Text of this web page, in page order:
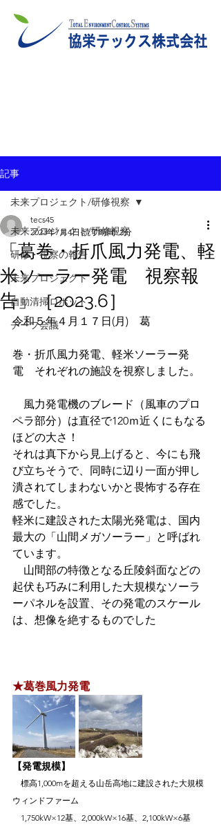
記事
未来プロジェクト/研修視察
研修・視察の報告
未来プロジェクト
自動清掃ロボット
チーフ会議
未来プロジェクト/研修視察
「葛巻・折爪風力発電、軽
米ソーラー発電 視察報
告」［2023.6］
tecs45
2023年7月4日 読了時間: 2分
令和５年４月１７日(月)　葛
巻・折爪風力発電、軽米ソーラー発
電　それぞれの施設を視察しました。
風力発電機のブレード（風車のプロ
ペラ部分）は直径で120ｍ近くにもなる
ほどの大さ！
それは真下から見上げると、今にも飛
び立ちそうで、同時に辺り一面が押し
潰されてしまわないかと畏怖する存在
感でした。
軽米に建設された太陽光発電は、国内
最大の「山間メガソーラー」と呼ばれ
ています。
山間部の特徴となる丘陵斜面などの
起伏も巧みに利用した大規模なソーラ
ーパネルを設置、その発電のスケール
は、想像を絶するものでした
★葛巻風力発電
【発電規模】
標高1,000mを超える山岳高地に建設された大規模
ウィンドファーム
1,750kW×12基、2,000kW×16基、2,100kW×6基